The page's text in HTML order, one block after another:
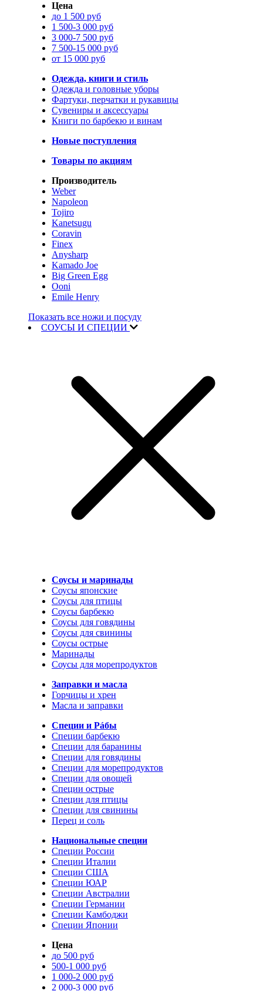
Цена
до 1 500 руб
1 500-3 000 руб
3 000-7 500 руб
7 500-15 000 руб
от 15 000 руб
Одежда, книги и стиль
Одежда и головные уборы
Фартуки, перчатки и рукавицы
Сувениры и аксессуары
Книги по барбекю и винам
Новые поступления
Товары по акциям
Производитель
Weber
Napoleon
Tojiro
Kanetsugu
Coravin
Finex
Anysharp
Kamado Joe
Big Green Egg
Ooni
Emile Henry
Показать все ножи и посуду
СОУСЫ И СПЕЦИИ
Соусы и маринады
Соусы японские
Соусы для птицы
Соусы барбекю
Соусы для говядины
Соусы для свинины
Соусы острые
Маринады
Соусы для морепродуктов
Заправки и масла
Горчицы и хрен
Масла и заправки
Специи и Рáбы
Специи барбекю
Специи для баранины
Специи для говядины
Специи для морепродуктов
Специи для овощей
Специи острые
Специи для птицы
Специи для свинины
Перец и соль
Национальные специи
Специи России
Специи Италии
Специи США
Специи ЮАР
Специи Австралии
Специи Германии
Специи Камбоджи
Специи Японии
Цена
до 500 руб
500-1 000 руб
1 000-2 000 руб
2 000-3 000 руб